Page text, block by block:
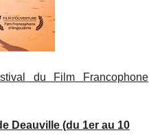
du Film Francophone
Deauville (du 1er au 10